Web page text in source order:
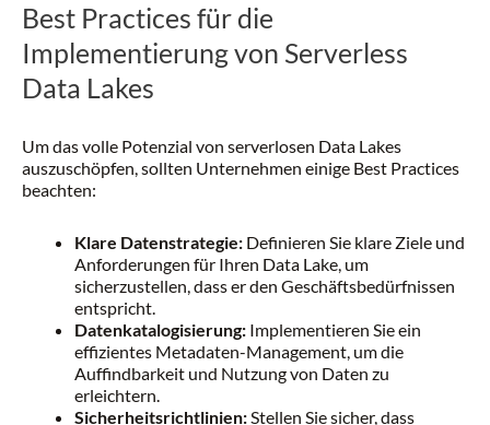
Best Practices für die
Implementierung von Serverless
Data Lakes
Um das volle Potenzial von serverlosen Data Lakes
auszuschöpfen, sollten Unternehmen einige Best Practices
beachten:
Klare Datenstrategie: Definieren Sie klare Ziele und
Anforderungen für Ihren Data Lake, um
sicherzustellen, dass er den Geschäftsbedürfnissen
entspricht.
Datenkatalogisierung: Implementieren Sie ein
effizientes Metadaten-Management, um die
Auffindbarkeit und Nutzung von Daten zu
erleichtern.
Sicherheitsrichtlinien:Stellen Sie sicher, dass